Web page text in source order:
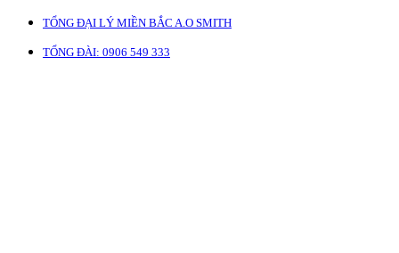
TỔNG ĐẠI LÝ MIỀN BẮC A.O SMITH
TỔNG ĐÀI: 0906 549 333